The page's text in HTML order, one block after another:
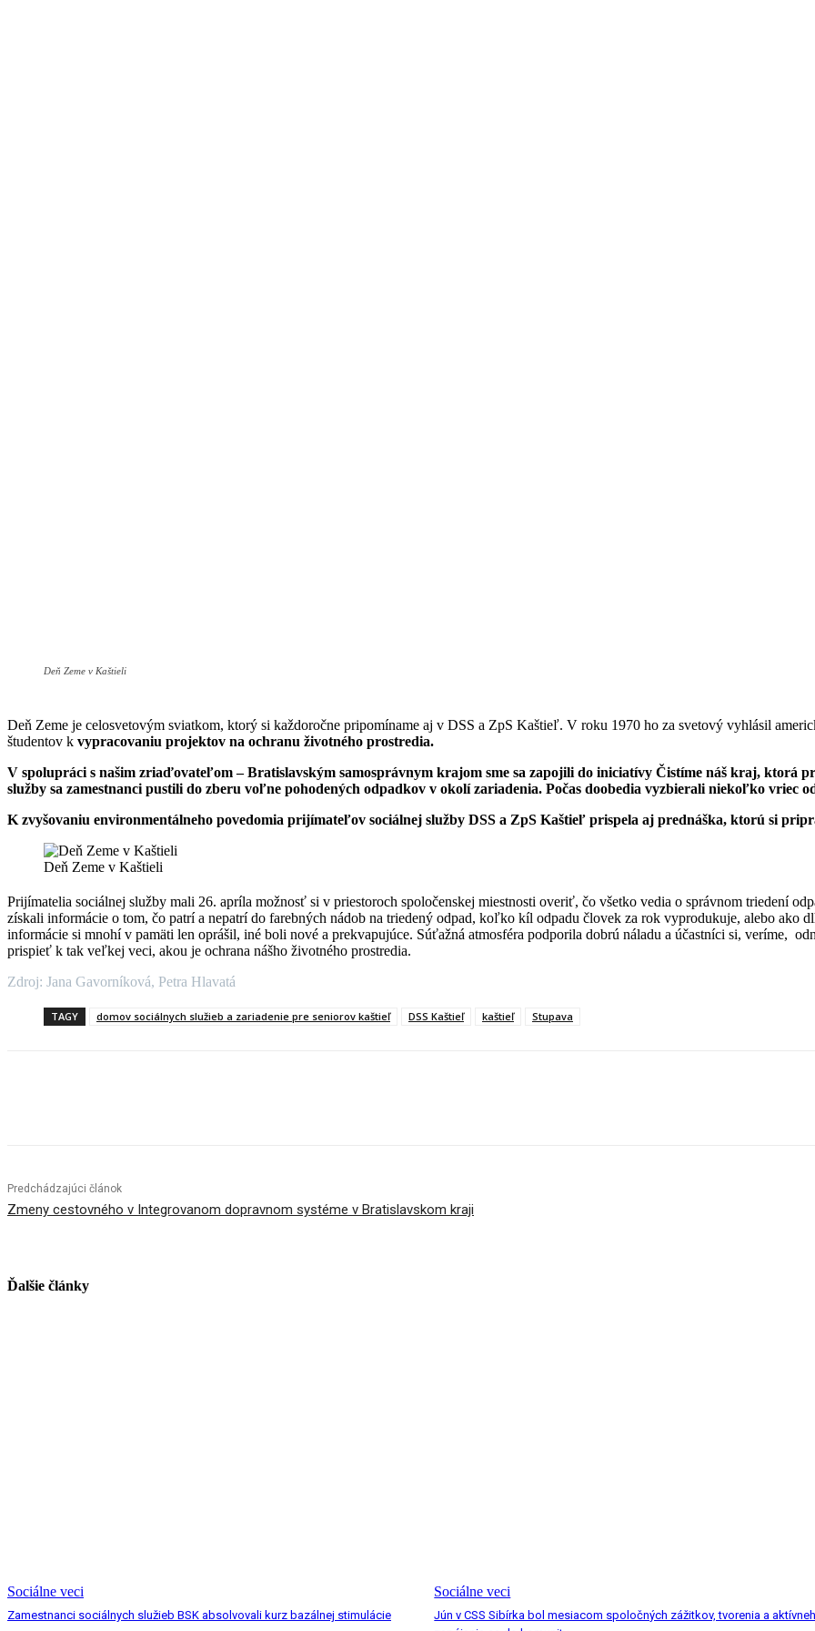
Deň Zeme v Kaštieli
Deň Zeme je celosvetovým sviatkom, ktorý si každoročne pripomíname aj v DSS a ZpS Kaštieľ. V roku 1970 ho za svetový vyhlásil
študentov k vypracovaniu projektov na ochranu životného prostredia.
V spolupráci s našim zriaďovateľom – Bratislavským samosprávnym krajom sme sa zapojili do iniciatívy Čistíme náš kraj, ktorá
služby sa zamestnanci pustili do zberu voľne pohodených odpadkov v okolí zariadenia. Počas doobedia vyzbierali niekoľko vriec
K zvyšovaniu environmentálneho povedomia prijímateľov sociálnej služby DSS a ZpS Kaštieľ prispela aj prednáška, ktorú si
Deň Zeme v Kaštieli
Prijímatelia sociálnej služby mali 26. apríla možnosť si v priestoroch spoločenskej miestnosti overiť, čo všetko vedia o správnom triedení
získali informácie o tom, čo patrí a nepatrí do farebných nádob na triedený odpad, koľko kíl odpadu človek za rok vyprodukuje, alebo ako
informácie si mnohí v pamäti len oprášil, iné boli nové a prekvapujúce. Súťažná atmosféra podporila dobrú náladu a účastníci si, veríme,
prispieť k tak veľkej veci, akou je ochrana nášho životného prostredia.
Zdroj: Jana Gavorníková, Petra Hlavatá
TAGY domov sociálnych služieb a zariadenie pre seniorov kaštieľ DSS Kaštieľ kaštieľ Stupava
Predchádzajúci článok
Zmeny cestovného v Integrovanom dopravnom systéme v Bratislavskom kraji
Ďalšie články
Sociálne veci
Zamestnanci sociálnych služieb BSK absolvovali kurz bazálnej stimulácie
Sociálne veci
Jún v CSS Sibírka bol mesiacom spoločných zážitkov, tvorenia a